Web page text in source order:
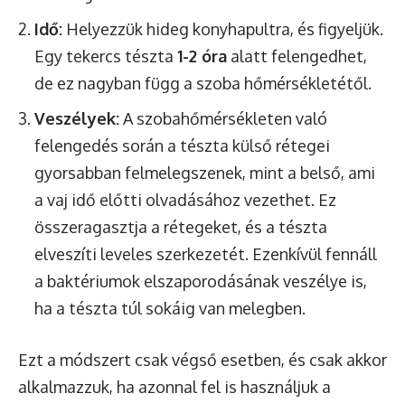
Idő: Helyezzük hideg konyhapultra, és figyeljük.
Egy tekercs tészta 1-2 óra alatt felengedhet,
de ez nagyban függ a szoba hőmérsékletétől.
Veszélyek:A szobahőmérsékleten való
felengedés során a tészta külső rétegei
gyorsabban felmelegszenek, mint a belső, ami
a vaj idő előtti olvadásához vezethet. Ez
összeragasztja a rétegeket, és a tészta
elveszíti leveles szerkezetét. Ezenkívül fennáll
a baktériumok elszaporodásának veszélye is,
ha a tészta túl sokáig van melegben.
Ezt a módszert csak végső esetben, és csak akkor
alkalmazzuk, ha azonnal fel is használjuk a